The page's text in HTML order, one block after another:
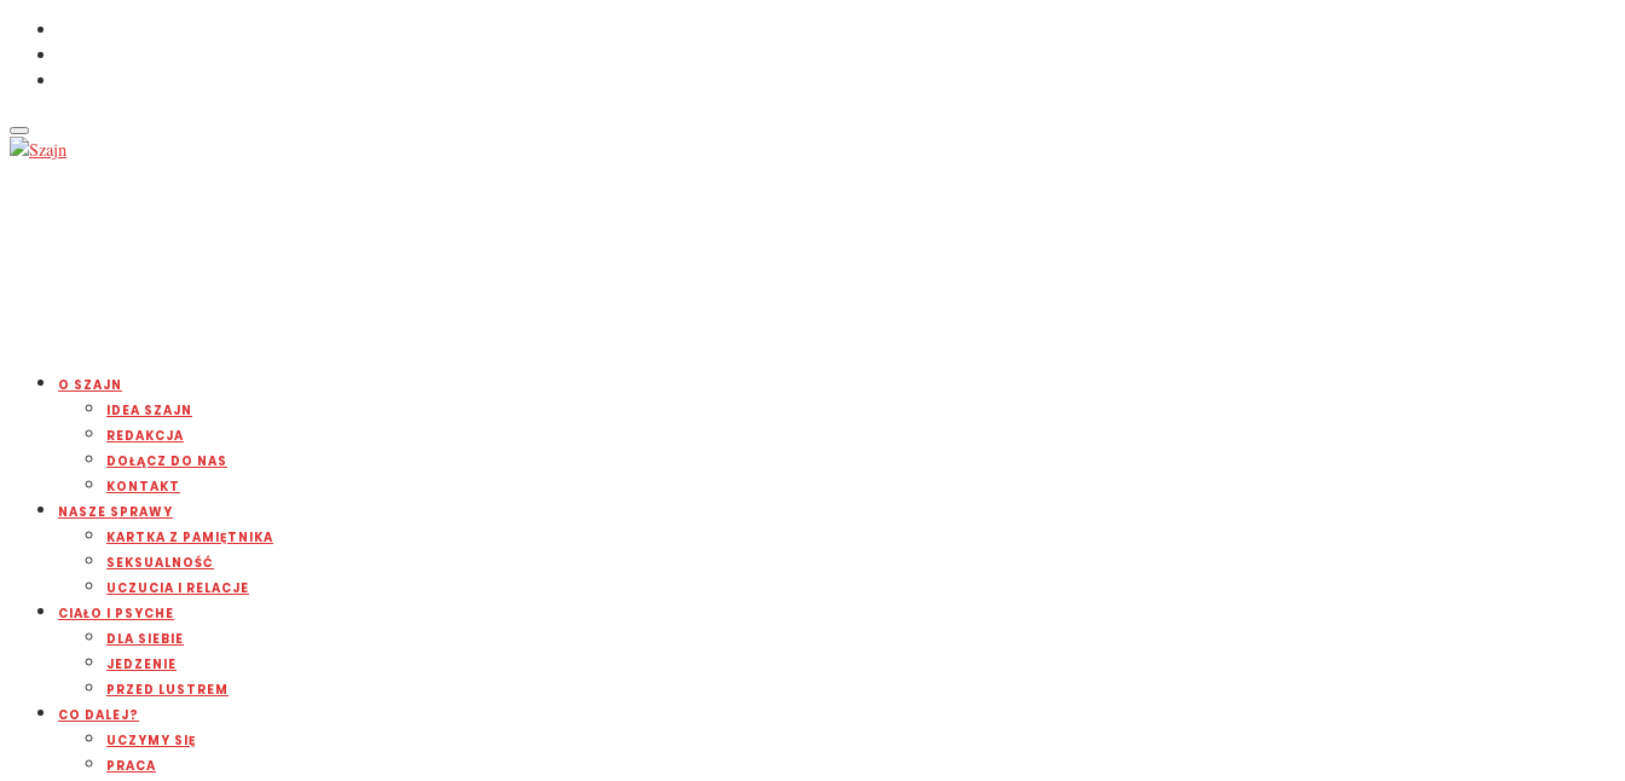
O SZAJN
IDEA SZAJN
REDAKCJA
DOŁĄCZ DO NAS
KONTAKT
NASZE SPRAWY
KARTKA Z PAMIĘTNIKA
SEKSUALNOŚĆ
UCZUCIA I RELACJE
CIAŁO I PSYCHE
DLA SIEBIE
JEDZENIE
PRZED LUSTREM
CO DALEJ?
UCZYMY SIĘ
PRACA